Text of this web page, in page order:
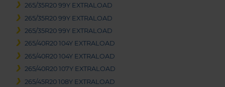
265/35R20 99Y EXTRALOAD
265/35R20 99Y EXTRALOAD
265/35R20 99Y EXTRALOAD
265/40R20 104Y EXTRALOAD
265/40R20 104Y EXTRALOAD
265/40R20 107Y EXTRALOAD
265/45R20 108Y EXTRALOAD